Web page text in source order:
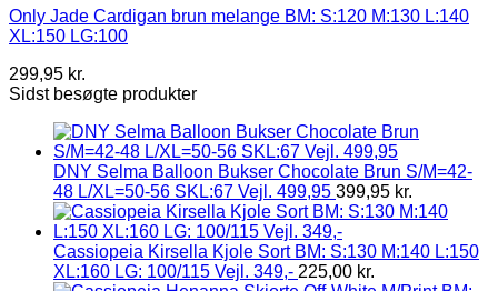
Only Jade Cardigan brun melange BM: S:120 M:130 L:140
XL:150 LG:100
299,95 kr.
Sidst besøgte produkter
DNY Selma Balloon Bukser Chocolate Brun S/M=42-
48 L/XL=50-56 SKL:67 Vejl. 499,95 399,95 kr.
Cassiopeia Kirsella Kjole Sort BM: S:130 M:140 L:150
XL:160 LG: 100/115 Vejl. 349,- 225,00 kr.